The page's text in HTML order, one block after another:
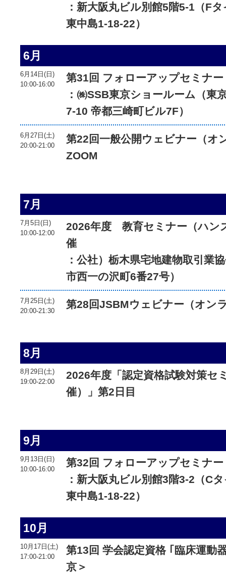
：新大阪丸ビル別館5階5-1（F
東中島1-18-22）
6月
6月14日(日)
10:00-16:00
第31回 フォローアップセミナ
：㈱SSB東京ショールーム（東
7-10 帝都三崎町ビル7F）
6月27日(土)
20:00-21:00
第22回一般公開ウェビナー（オ
ZOOM
7月
7月5日(日)
10:00-12:00
2026年度 教育セミナー（ハン
催
：公社）栃木県宅地建物取引業
市西一の沢町6番27号）
7月25日(土)
20:00-21:30
第28回JSBMウェビナー（オン
8月
8月29日(土)
19:00-22:00
2026年度「認定資格試験対策セ
催）」第2日目
9月
9月13日(日)
10:00-16:00
第32回 フォローアップセミナ
：新大阪丸ビル別館3階3-2（C
東中島1-18-22）
10月
10月17日(土)
17:00-21:00
第13回 学会認定資格 ｢臨床運動
京＞